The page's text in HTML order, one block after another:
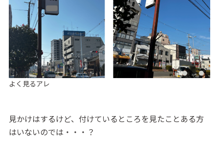
よく見るアレ
見かけはするけど、付けているところを見たことある方
はいないのでは・・・？